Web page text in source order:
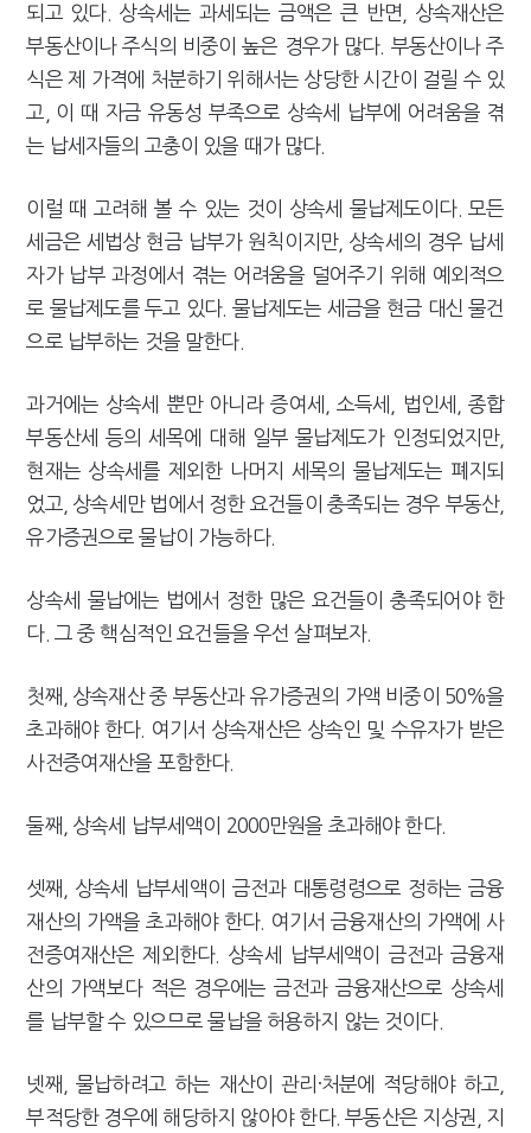
되고 있다. 상속세는 과세되는 금액은 큰 반면, 상속재산은
부동산이나 주식의 비중이 높은 경우가 많다. 부동산이나 주
식은 제 가격에 처분하기 위해서는 상당한 시간이 걸릴 수 있
고, 이 때 자금 유동성 부족으로 상속세 납부에 어려움을 겪
는 납세자들의 고충이 있을 때가 많다.
이럴 때 고려해 볼 수 있는 것이 상속세 물납제도이다. 모든
세금은 세법상 현금 납부가 원칙이지만, 상속세의 경우 납세
자가 납부 과정에서 겪는 어려움을 덜어주기 위해 예외적으
로 물납제도를 두고 있다. 물납제도는 세금을 현금 대신 물건
으로 납부하는 것을 말한다.
과거에는 상속세 뿐만 아니라 증여세, 소득세, 법인세, 종합
부동산세 등의 세목에 대해 일부 물납제도가 인정되었지만,
현재는 상속세를 제외한 나머지 세목의 물납제도는 폐지되
었고, 상속세만 법에서 정한 요건들이 충족되는 경우 부동산,
유가증권으로 물납이 가능하다.
상속세 물납에는 법에서 정한 많은 요건들이 충족되어야 한
다. 그 중 핵심적인 요건들을 우선 살펴보자.
첫째, 상속재산 중 부동산과 유가증권의 가액 비중이 50%을
초과해야 한다. 여기서 상속재산은 상속인 및 수유자가 받은
사전증여재산을 포함한다.
둘째, 상속세 납부세액이 2000만원을 초과해야 한다.
셋째, 상속세 납부세액이 금전과 대통령령으로 정하는 금융
재산의 가액을 초과해야 한다. 여기서 금융재산의 가액에 사
전증여재산은 제외한다. 상속세 납부세액이 금전과 금융재
산의 가액보다 적은 경우에는 금전과 금융재산으로 상속세
를 납부할 수 있으므로 물납을 허용하지 않는 것이다.
넷째, 물납하려고 하는 재산이 관리·처분에 적당해야 하고,
부적당한 경우에 해당하지 않아야 한다. 부동산은 지상권, 지